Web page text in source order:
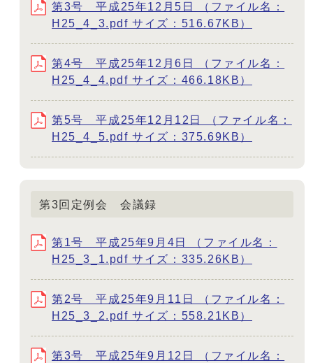
第3号 平成25年12月5日 （ファイル名：
H25_4_3.pdf サイズ：516.67KB）
第4号 平成25年12月6日 （ファイル名：
H25_4_4.pdf サイズ：466.18KB）
第5号 平成25年12月12日 （ファイル名：
H25_4_5.pdf サイズ：375.69KB）
第3回定例会 会議録
第1号 平成25年9月4日 （ファイル名：
H25_3_1.pdf サイズ：335.26KB）
第2号 平成25年9月11日 （ファイル名：
H25_3_2.pdf サイズ：558.21KB）
第3号 平成25年9月12日 （ファイル名：